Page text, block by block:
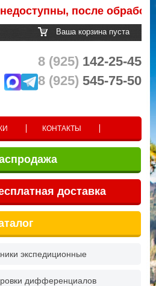
после обработки
Ваша корзина пуста
8 (925) 142-25-45
8 (925) 545-75-50
КОНТАКТЫ
доставка
экспедиционные
дифференциалов